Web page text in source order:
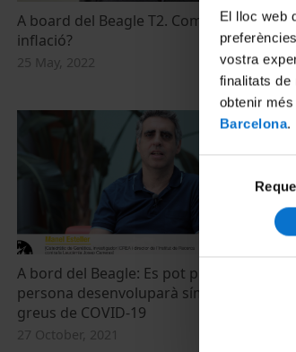
El lloc web
vostra
finalitats de
obtenir
Barcelona.
consentiment
A board del Beagle T2. Com ens afecta la
inflació?
25 May, 2022
A bord del Beagle: Es pot predir si una
persona desenvoluparà símptomes
greus de COVID-19
27 October, 2021